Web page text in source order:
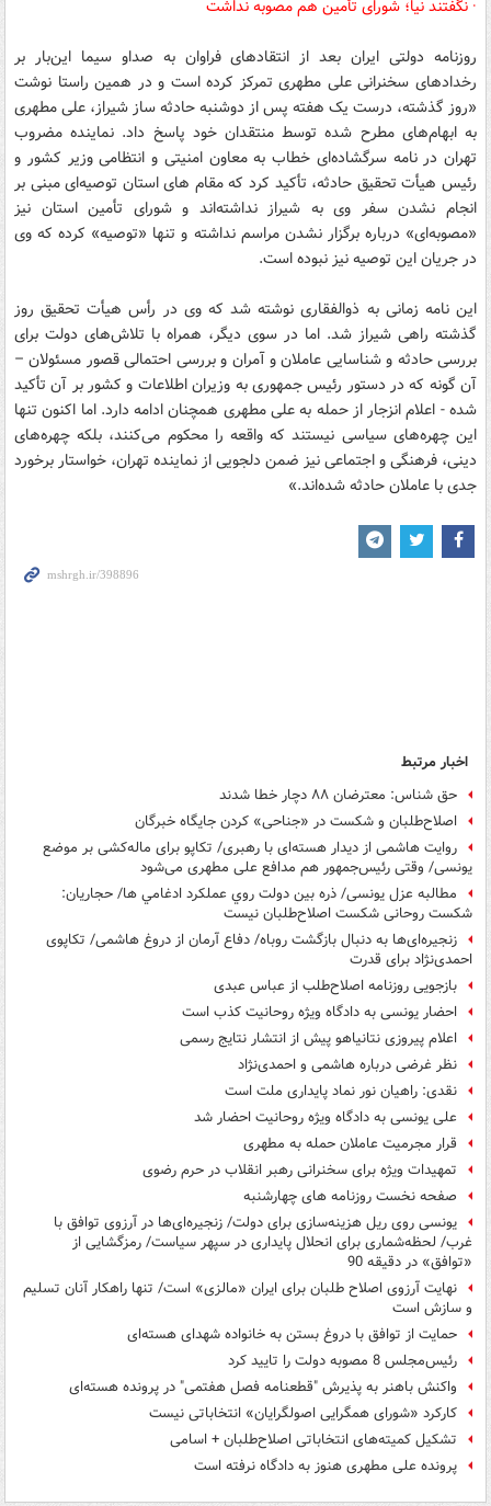
· نگفتند نیا؛ شورای تأمین هم مصوبه نداشت
روزنامه دولتی ایران بعد از انتقادهای فراوان به صداو سیما این‌بار بر
رخدادهای سخنرانی علی مطهری تمرکز کرده است و در همین راستا نوشت
«روز گذشته، درست یک هفته پس از دوشنبه حادثه ساز شیراز، علی مطهری
به ابهام‌های مطرح شده توسط منتقدان خود پاسخ داد. نماینده مضروب
تهران در نامه سرگشاده‌ای خطاب به معاون امنیتی و انتظامی وزیر کشور و
رئیس هیأت تحقیق حادثه، تأکید کرد که مقام های استان توصیه‌ای مبنی بر
انجام نشدن سفر وی به شیراز نداشته‌اند و شورای تأمین استان نیز
«مصوبه‌ای» درباره برگزار نشدن مراسم نداشته و تنها «توصیه» کرده که وی
در جریان این توصیه نیز نبوده است.
این نامه زمانی به ذوالفقاری نوشته شد که وی در رأس هیأت تحقیق روز
گذشته راهی شیراز شد. اما در سوی دیگر، همراه با تلاش‌های دولت برای
بررسی حادثه و شناسایی عاملان و آمران و بررسی احتمالی قصور مسئولان –
آن گونه که در دستور رئیس جمهوری به وزیران اطلاعات و کشور بر آن تأکید
شده - اعلام انزجار از حمله به علی مطهری همچنان ادامه دارد. اما اکنون تنها
این چهره‌های سیاسی نیستند که واقعه را محکوم می‌کنند، بلکه چهره‌های
دینی، فرهنگی و اجتماعی نیز ضمن دلجویی از نماینده تهران، خواستار برخورد
جدی با عاملان حادثه شده‌اند.»
اخبار مرتبط
حق شناس: معترضان ۸۸ دچار خطا شدند
اصلاح‌طلبان و شکست در «جناحی» کردن جایگاه خبرگان
روایت هاشمی از دیدار هسته‌ای با رهبری/ تکاپو برای ماله‌‌کشی بر موضع
یونسی/ وقتی رئیس‌جمهور هم مدافع علی مطهری می‌شود
مطالبه عزل یونسی/ ذره بين دولت روي عملکرد ادغامي ها/ حجاریان:
شکست روحانی شکست اصلاح‌طلبان نیست
زنجیره‌ای‌ها به دنبال بازگشت روباه/ دفاع آرمان از دروغ‌ هاشمی‌/ تکاپوی
احمدی‌نژاد برای قدرت
بازجویی روزنامه اصلاح‌طلب از عباس عبدی
احضار یونسی به دادگاه ویژه روحانیت کذب است
اعلام پیروزی نتانیاهو پیش از انتشار نتایج رسمی
نظر غرضی درباره هاشمی و احمدی‌نژاد
نقدی: راهیان نور نماد پایداری ملت است
علی یونسی به دادگاه ویژه روحانیت احضار شد
قرار مجرمیت عاملان حمله به مطهری
تمهیدات ویژه برای سخنرانی رهبر انقلاب در حرم رضوی
صفحه نخست روزنامه های چهارشنبه
یونسی روی ریل هزینه‌سازی برای دولت/ زنجیره‌ای‌ها در آرزوی توافق با
غرب/ لحظه‌شماری برای انحلال پایداری در سپهر سیاست/ رمزگشایی از
«توافق» در دقیقه 90
نهایت آرزوی اصلاح طلبان برای ایران «مالزی» است/ تنها راهكار آنان تسلیم
و سازش است
حمایت از توافق با دروغ بستن به خانواده شهدای هسته‌ای
رئیس‌مجلس 8 مصوبه دولت را تایید کرد
واکنش باهنر به پذیرش "قطعنامه فصل هفتمی" در پرونده هسته‌ای
کارکرد «شورای همگرایی اصولگرایان» انتخاباتی نیست
تشکیل کمیته‌های انتخاباتی اصلاح‌طلبان + اسامی
پرونده علی مطهری هنوز به دادگاه نرفته است